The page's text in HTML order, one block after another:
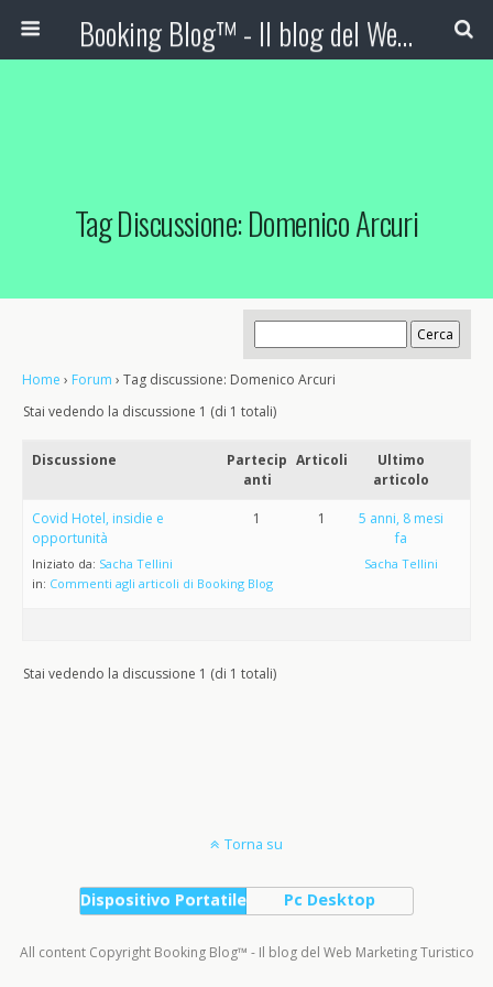
Booking Blog™ - Il blog del Web Marketing Turistico
Tag Discussione: Domenico Arcuri
Home › Forum › Tag discussione: Domenico Arcuri
Stai vedendo la discussione 1 (di 1 totali)
Discussione
Partecip
anti
Articoli
Ultimo
articolo
Covid Hotel, insidie e
opportunità
Iniziato da: Sacha Tellini
in: Commenti agli articoli di Booking Blog
1 1
5 anni, 8 mesi
fa
Sacha Tellini
Stai vedendo la discussione 1 (di 1 totali)
Torna su
Dispositivo Portatile Pc Desktop
All content Copyright Booking Blog™ - Il blog del Web Marketing Turistico